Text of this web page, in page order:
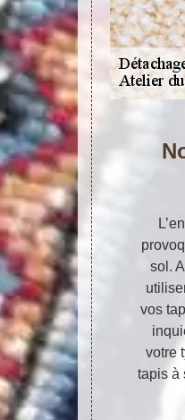
sol.
vos
votre
tapis à